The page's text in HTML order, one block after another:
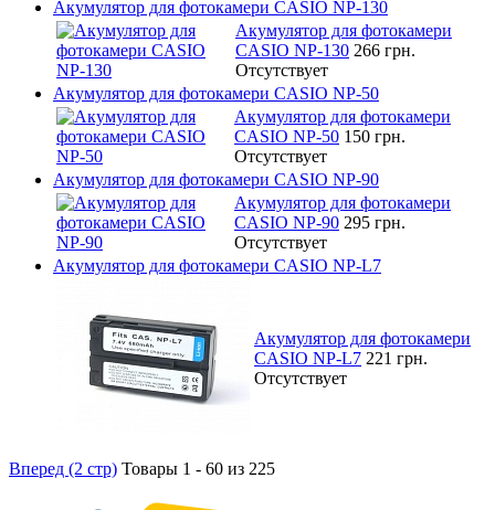
Акумулятор для фотокамери CASIO NP-130
Акумулятор для фотокамери
CASIO NP-130 266 грн.
Отсутствует
Акумулятор для фотокамери CASIO NP-50
Акумулятор для фотокамери
CASIO NP-50 150 грн.
Отсутствует
Акумулятор для фотокамери CASIO NP-90
Акумулятор для фотокамери
CASIO NP-90 295 грн.
Отсутствует
Акумулятор для фотокамери CASIO NP-L7
Акумулятор для фотокамери
CASIO NP-L7 221 грн.
Отсутствует
Вперед (2 стр) Товары 1 - 60 из 225